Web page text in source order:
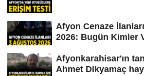
Afyon Cenaze
2026: Bugün Kimler
Afyonkarahisar'ın
Ahmet Dikyamaç